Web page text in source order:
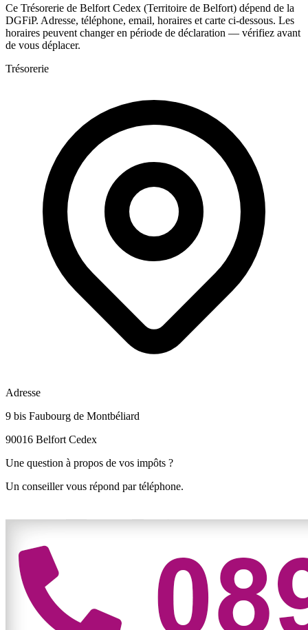
Ce Trésorerie de Belfort Cedex (Territoire de Belfort) dépend de la
DGFiP. Adresse, téléphone, email, horaires et carte ci-dessous. Les
horaires peuvent changer en période de déclaration — vérifiez avant
de vous déplacer.
Trésorerie
Adresse
9 bis Faubourg de Montbéliard
90016 Belfort Cedex
Une question à propos de vos impôts ?
Un conseiller vous répond par téléphone.